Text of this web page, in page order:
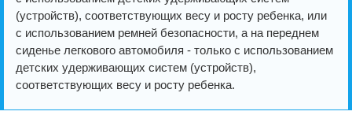
(устройств), соответствующих весу и росту ребенка, или
с использованием ремней безопасности, а на переднем
сиденье легкового автомобиля - только с использованием
детских удерживающих систем (устройств),
соответствующих весу и росту ребенка.